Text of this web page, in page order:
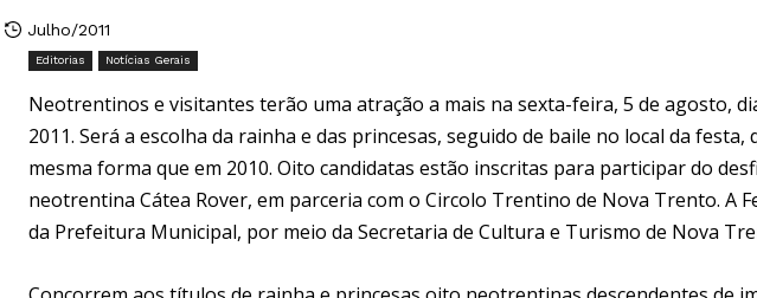
Julho/2011
Editorias Notícias Gerais
Neotrentinos e visitantes terão uma atração a mais na sexta-feira, 5 de agosto,
2011. Será a escolha da rainha e das princesas, seguido de baile no local da
mesma forma que em 2010. Oito candidatas estão inscritas para participar do
neotrentina Cátea Rover, em parceria com o Circolo Trentino de Nova Trento. A
da Prefeitura Municipal, por meio da Secretaria de Cultura e Turismo de Nova